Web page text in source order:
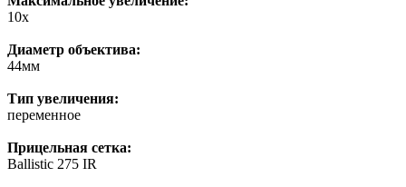
10x
Диаметр объектива:
44мм
Тип увеличения:
переменное
Прицельная сетка:
Ballistic 275 IR